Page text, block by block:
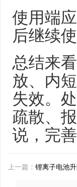
使用端
后继续
总结来
放、内
失效。
疏散、
说，完
上一篇： 锂离子电池